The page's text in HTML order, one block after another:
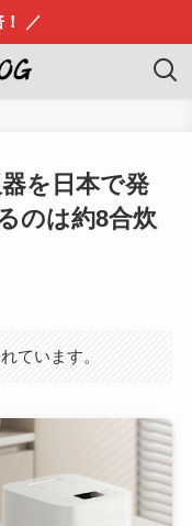
！ ／
を日本で発
のは約8合炊
ています。